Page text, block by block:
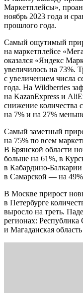
Маркетплейсы»,
ноябрь 2023 года и
прошлого года.
Самый ощутимый
на маркетплейсе
оказался «Яндекс
увеличилось на 73%.
с увеличением числа
года. На Wildberries
на KazanExpress и
снижение количества
на 7% и на 27%
Самый заметный
на 75% по всем
В Брянской области
больше на 61%, в
в Кабардино-
в Самарской — на
В Москве прирост
в Петербурге
выросло на треть.
регионах:
и Магаданская